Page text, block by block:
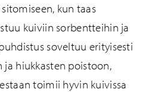
kun taas
kuiviin sorbentteihin ja
soveltuu erityisesti
ja hiukkasten poistoon,
toimii hyvin kuivissa